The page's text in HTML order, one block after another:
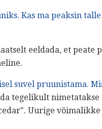
Kas ma peaksin
eeldada, et peate
suvel pruunistama.
tegelikult
Uurige